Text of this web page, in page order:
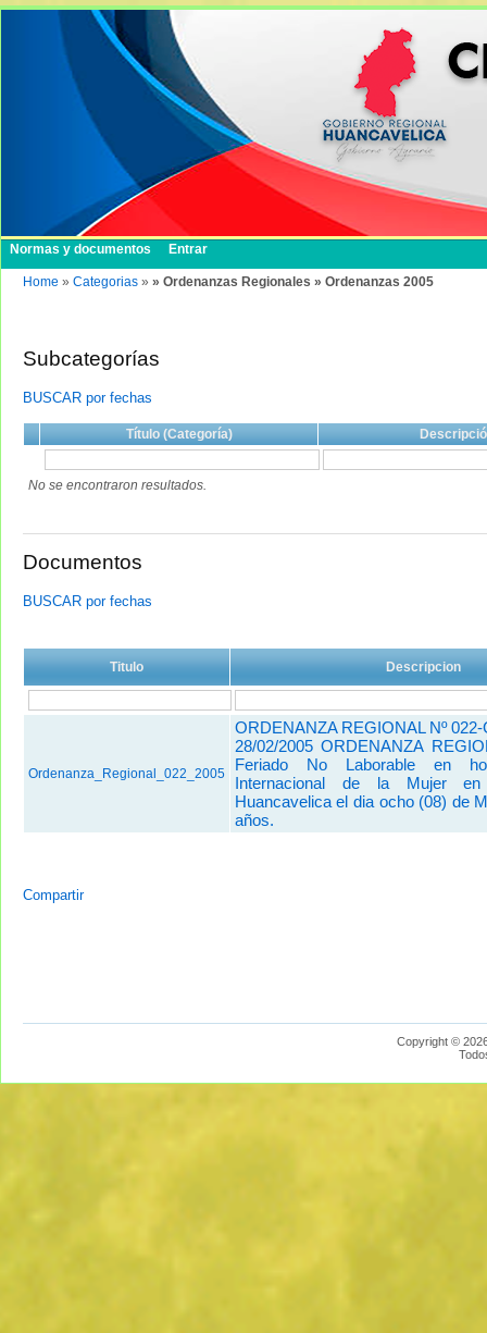
Normas y documentos Entrar
Home » Categorias » » Ordenanzas Regionales » Ordenanzas 2005
Subcategorías
BUSCAR por fechas
Título (Categoría)
No se encontraron resultados.
Documentos
BUSCAR por fechas
Titulo Descripcion
Ordenanza_Regional_022_2005
ORDENANZA REGIONAL Nº
28/02/2005 ORDENANZA
Feriado No Laborable en
Internacional de la Mujer
Huancavelica el dia ocho (08) de
años.
Compartir
Copyright ©